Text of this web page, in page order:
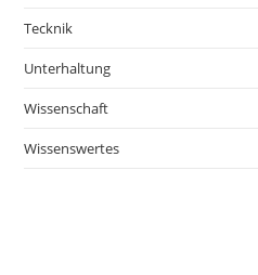
Tecknik
Unterhaltung
Wissenschaft
Wissenswertes